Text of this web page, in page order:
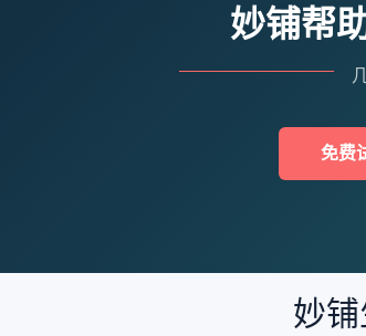
妙铺帮
免费
妙